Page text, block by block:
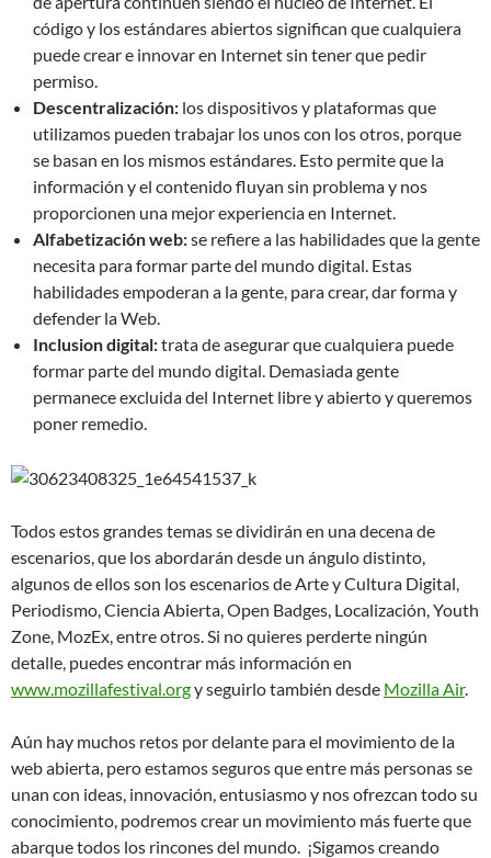
código y los estándares abiertos significan que cualquiera
puede crear e innovar en Internet sin tener que pedir
permiso.
Descentralización: los dispositivos y plataformas que
utilizamos pueden trabajar los unos con los otros, porque
se basan en los mismos estándares. Esto permite que la
información y el contenido fluyan sin problema y nos
proporcionen una mejor experiencia en Internet.
Alfabetización web:se refiere a las habilidades que la gente
necesita para formar parte del mundo digital. Estas
habilidades empoderan a la gente, para crear, dar forma y
defender la Web.
Inclusion digital:trata de asegurar que cualquiera puede
formar parte del mundo digital. Demasiada gente
permanece excluida del Internet libre y abierto y queremos
poner remedio.
Todos estos grandes temas se dividirán en una decena de
escenarios, que los abordarán desde un ángulo distinto,
algunos de ellos son los escenarios de Arte y Cultura Digital,
Periodismo, Ciencia Abierta, Open Badges, Localización, Youth
Zone, MozEx, entre otros. Si no quieres perderte ningún
detalle, puedes encontrar más información en
www.mozillafestival.orgy seguirlo también desde Mozilla Air.
Aún hay muchos retos por delante para el movimiento de la
web abierta, pero estamos seguros que entre más personas se
unan con ideas, innovación, entusiasmo y nos ofrezcan todo su
conocimiento, podremos crear un movimiento más fuerte que
abarque todos los rincones del mundo. ¡Sigamos creando